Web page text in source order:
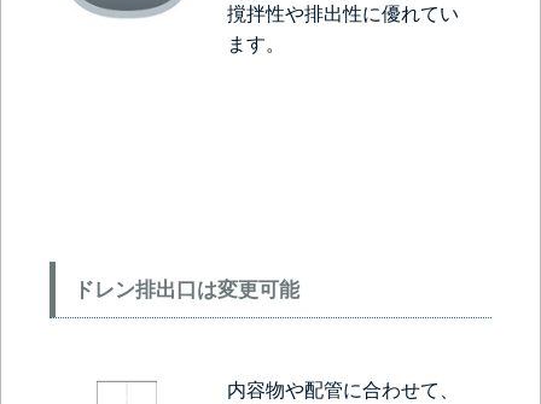
撹拌性や排出性に優れてい
ます。
ドレン排出口は変更可能
内容物や配管に合わせて、